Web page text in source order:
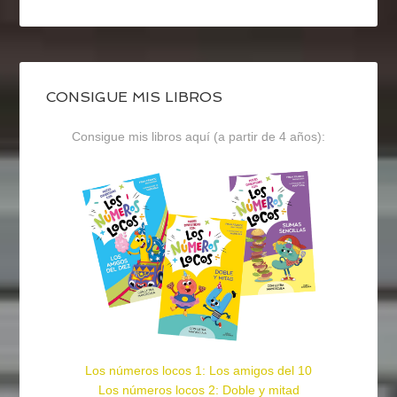
CONSIGUE MIS LIBROS
Consigue mis libros aquí (a partir de 4 años):
Los números locos 1: Los amigos del 10
Los números locos 2: Doble y mitad